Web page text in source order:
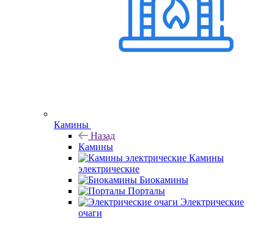
Камины
Назад
Камины
Камины
электрические
Биокамины
Порталы
Электрические
очаги